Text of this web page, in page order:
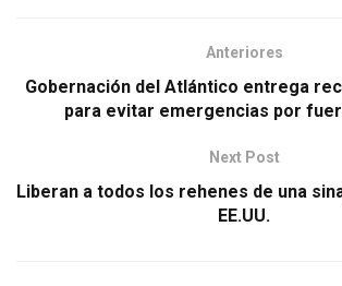
Anteriores
Gobernación del Atlántico entrega
para evitar emergencias por
Next Post
Liberan a todos los rehenes de una
EE.UU.